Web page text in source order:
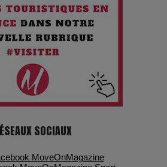
d’or du Kazakhstan”, célèbre ses 30
Gaveau
fashion : un désastre écologique en
des Photographes de Stars
bord du précipice
SOCIAUX